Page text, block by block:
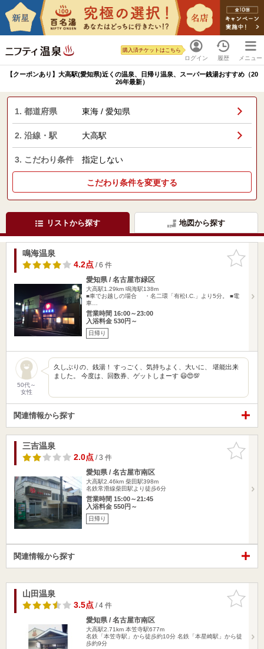
ログイン
購入済チケットはこちら
履歴 メニュー
【クーポンあり】大高駅(愛知県)近くの温泉、日帰り温泉、スーパー銭湯おすすめ（20
26年最新）
1. 都道府県 東海 / 愛知県
2. 沿線・駅 大高駅
3. こだわり条件 指定しない
こだわり条件を変更する
リストから探す 地図から探す
お気に入
りに追加
鳴海温泉
4.2点/ 6 件
愛知県 / 名古屋市緑区
大高駅1.29km 鳴海駅138m
■車でお越しの場合 ・名二環「有松I.C.」より5分。 ■電
車…
営業時間 16:00～23:00
入浴料金 530円～
日帰り
50代～
女性
久しぶりの、銭湯！ すっごく、気持ちよく、大いに、 堪能出来
ました。 今度は、回数券、ゲットしまーす 😃😍💯
関連情報から探す
お気に入
りに追加
三吉温泉
2.0点/ 3 件
愛知県 / 名古屋市南区
大高駅2.46km 柴田駅398m
名鉄常滑線柴田駅より徒歩6分
営業時間 15:00～21:45
入浴料金 550円～
日帰り
関連情報から探す
お気に入
りに追加
山田温泉
3.5点/ 4 件
愛知県 / 名古屋市南区
大高駅2.71km 本笠寺駅677m
名鉄「本笠寺駅」から徒歩約10分 名鉄「本星崎駅」から徒
歩約9分